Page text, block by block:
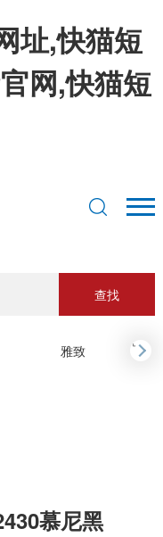
址,快猫短
网,快猫短
查找
雅致 ›
慕尼黑